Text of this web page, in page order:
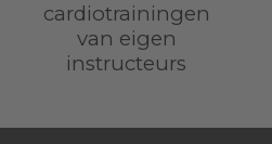
cardiotrainingen
van eigen
instructeurs